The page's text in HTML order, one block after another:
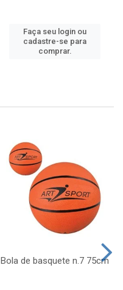
Faça seu login ou
cadastre-se para
comprar.
Bola de basquete n.7 75cm